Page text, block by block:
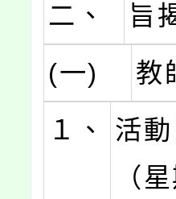
二、
旨
(一)
教
１、
活
（